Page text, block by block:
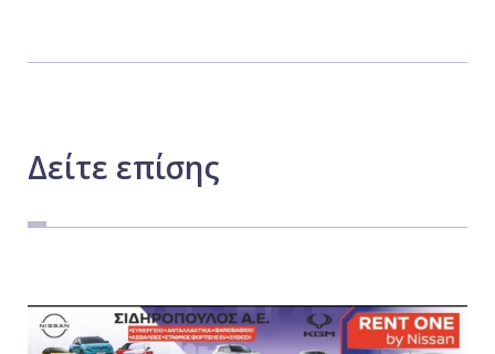
Δείτε επίσης